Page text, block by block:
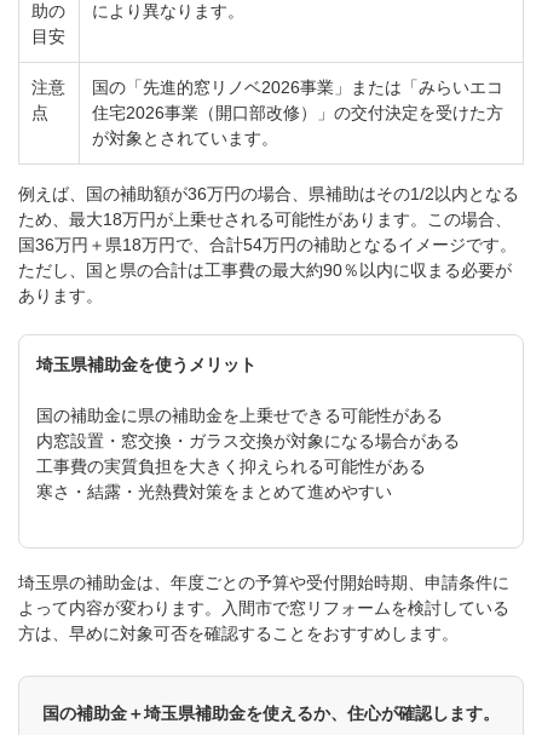
助の
目安
により異なります。
注意
点
国の「先進的窓リノベ2026事業」または「みらいエコ
住宅2026事業（開口部改修）」の交付決定を受けた方
が対象とされています。
例えば、国の補助額が36万円の場合、県補助はその1/2以内となる
ため、最大18万円が上乗せされる可能性があります。この場合、
国36万円＋県18万円で、合計54万円の補助となるイメージです。
ただし、国と県の合計は工事費の最大約90％以内に収まる必要が
あります。
埼玉県補助金を使うメリット
国の補助金に県の補助金を上乗せできる可能性がある
内窓設置・窓交換・ガラス交換が対象になる場合がある
工事費の実質負担を大きく抑えられる可能性がある
寒さ・結露・光熱費対策をまとめて進めやすい
埼玉県の補助金は、年度ごとの予算や受付開始時期、申請条件に
よって内容が変わります。入間市で窓リフォームを検討している
方は、早めに対象可否を確認することをおすすめします。
国の補助金＋埼玉県補助金を使えるか、住心が確認します。